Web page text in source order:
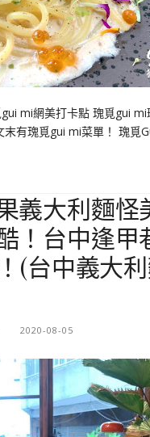
mi網美打卡點 瑰覓gui
有瑰覓gui mi菜單！ 瑰覓
義大利麵
！台中逢甲
(台中義大
2020-08-05